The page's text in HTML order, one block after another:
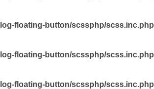
floating-button/scssphp/scss.inc.php
floating-button/scssphp/scss.inc.php
floating-button/scssphp/scss.inc.php